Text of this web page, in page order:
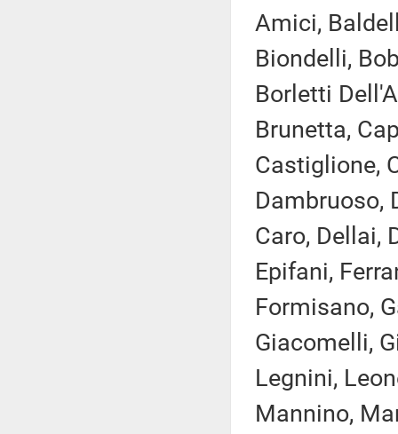
Amici,
Biondelli,
Borletti
Brunetta,
Castiglione,
Dambruoso,
Caro, Dellai,
Epifani,
Formisano,
Giacomelli,
Legnini,
Mannino,